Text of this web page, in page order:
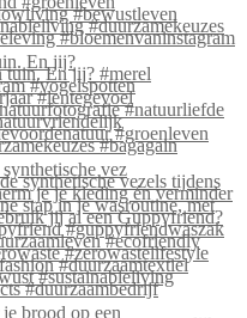
En jij?
vez
brood op een